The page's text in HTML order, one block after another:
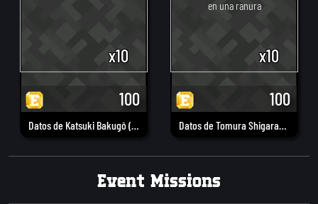
Datos de Katsuki Bakugô (Cluster)
x10
100
Datos de Tomura Shigaraki (Destrucción de las mil manos)
x10
100
Event Missions